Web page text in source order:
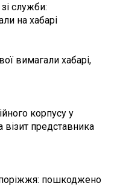
служби:
на хабарі
вимагали хабарі,
корпусу у
представника
пошкоджено